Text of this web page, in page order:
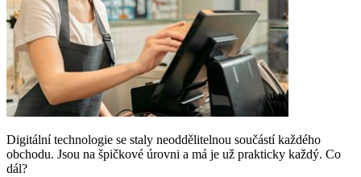
Digitální technologie se staly neoddělitelnou součástí každého
obchodu. Jsou na špičkové úrovni a má je už prakticky každý. Co
dál?